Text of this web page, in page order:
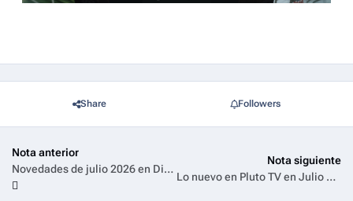
Share Followers
Nota anterior
Novedades de julio 2026 en Disney +
Nota siguiente
Lo nuevo en Pluto TV en Julio 2026